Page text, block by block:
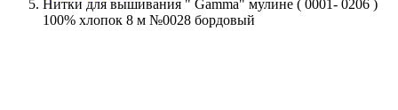
Нитки для вышивания " Gamma" мулине ( 0001- 0206 )
100% хлопок 8 м №0028 бордовый